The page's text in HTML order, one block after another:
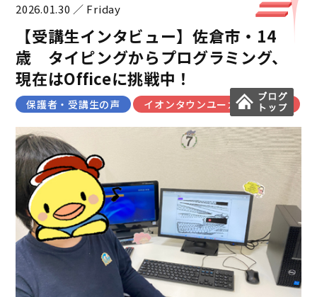
2026.01.30 ／ Friday
【受講生インタビュー】佐倉市・14
歳 タイピングからプログラミング、
現在はOfficeに挑戦中！
保護者・受講生の声 イオンタウンユーカリが丘教室